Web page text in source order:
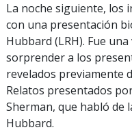
La noche siguiente, los
con una presentación
Hubbard (LRH). Fue
sorprender a los
revelados previamente
Relatos presentados
Sherman, que habló de
Hubbard.